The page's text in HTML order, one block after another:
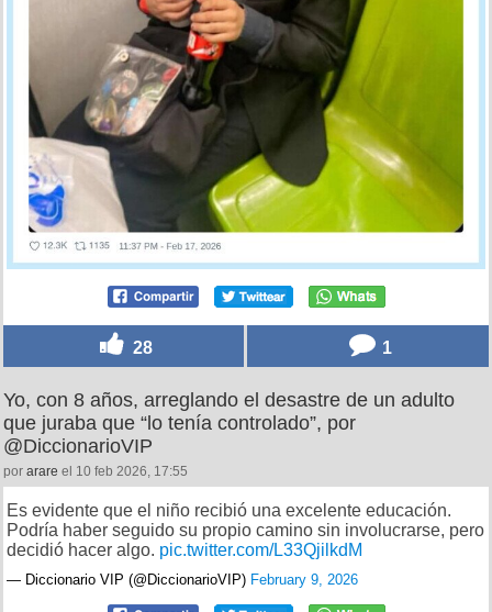
28 1
Yo, con 8 años, arreglando el desastre de un adulto
que juraba que “lo tenía controlado”, por
@DiccionarioVIP
por arare el 10 feb 2026, 17:55
Es evidente que el niño recibió una excelente educación.
Podría haber seguido su propio camino sin involucrarse, pero
decidió hacer algo. pic.twitter.com/L33QjilkdM
— Diccionario VIP (@DiccionarioVIP) February 9, 2026